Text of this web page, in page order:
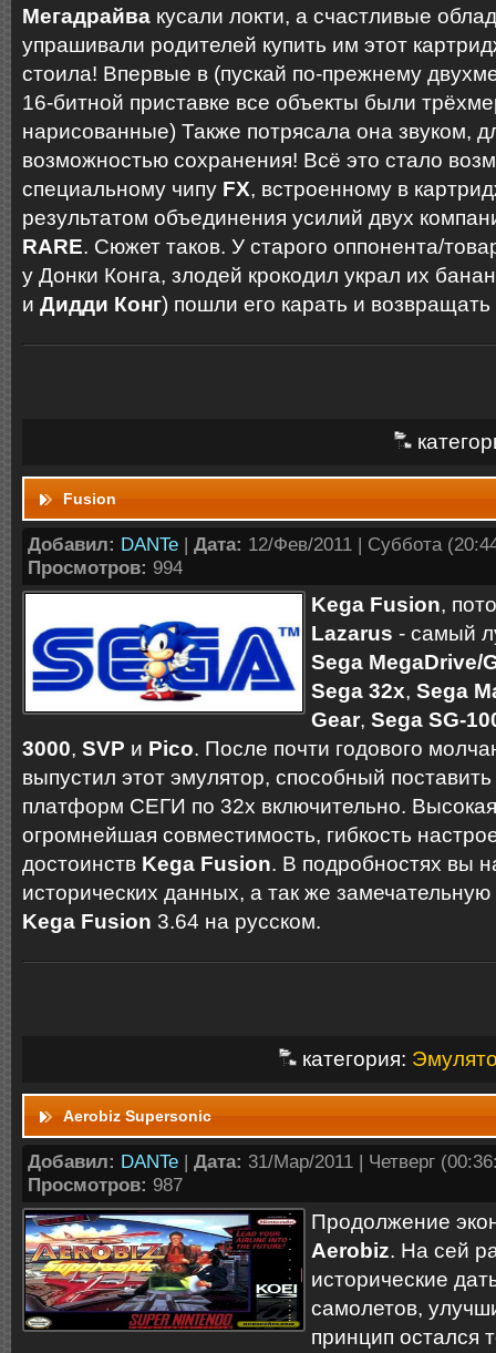
Мегадрайва кусали локти, а счастливые
упрашивали родителей купить им этот
стоила! Впервые в (пускай по-прежнему
16-битной приставке все объекты были
нарисованные) Также потрясала она звуком,
возможностью сохранения! Всё это стало
специальному чипу FX, встроенному в
результатом объединения усилий двух
RARE. Сюжет таков. У старого оппонента/
у Донки Конга, злодей крокодил украл их
и Дидди Конг) пошли его карать и возвращать
Fusion
Добавил: DANTe | Дата: 12/Фев/2011 | Суббота
Просмотров: 994
Kega Fusion,
Lazarus - самый
Sega MegaDrive/
Sega 32x, Sega
Gear, Sega SG-
3000, SVP и Pico. После почти годового
выпустил этот эмулятор, способный
платформ СЕГИ по 32х включительно. Высокая
огромнейшая совместимость, гибкость
достоинств Kega Fusion. В подробностях вы
исторических данных, а так же
Kega Fusion 3.64 на русском.
категория:
Aerobiz Supersonic
Добавил: DANTe | Дата: 31/Мар/2011 | Четверг
Просмотров: 987
Продолжение
Aerobiz. На сей
исторические
самолетов,
принцип остался